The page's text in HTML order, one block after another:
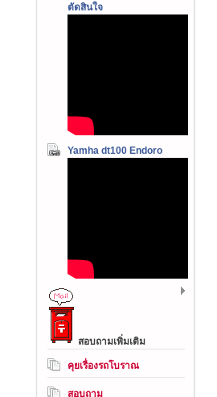
ตัดสินใจ
Yamha dt100 Endoro
สอบถามเพิ่มเติม
คุยเรื่องรถโบราณ
สอบถาม